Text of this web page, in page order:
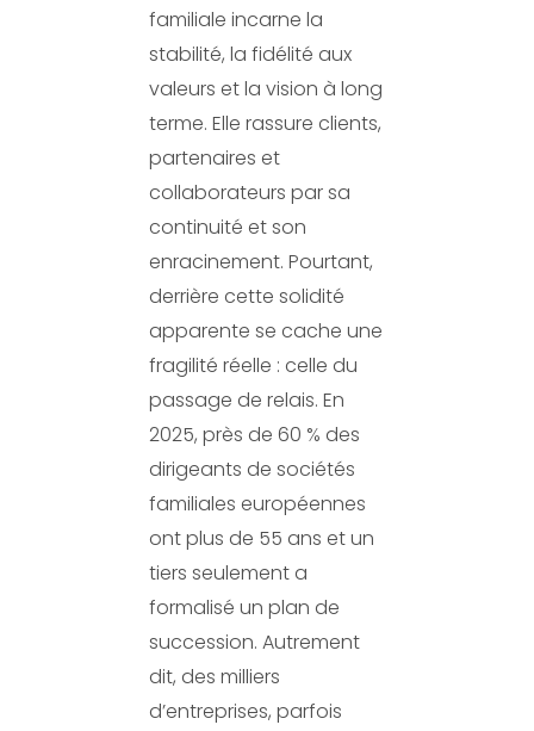
familiale incarne la
stabilité, la fidélité aux
valeurs et la vision à long
terme. Elle rassure clients,
partenaires et
collaborateurs par sa
continuité et son
enracinement. Pourtant,
derrière cette solidité
apparente se cache une
fragilité réelle : celle du
passage de relais. En
2025, près de 60 % des
dirigeants de sociétés
familiales européennes
ont plus de 55 ans et un
tiers seulement a
formalisé un plan de
succession. Autrement
dit, des milliers
d’entreprises, parfois